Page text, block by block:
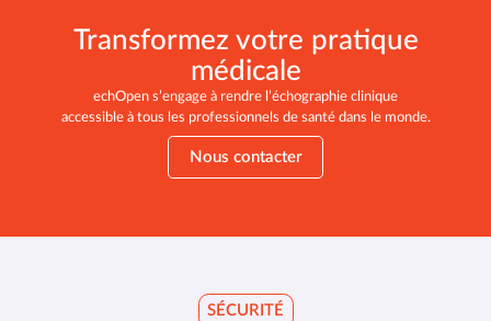
Transformez votre pratique
médicale
echOpen s’engage à rendre l’échographie clinique
accessible à tous les professionnels de santé dans le monde.
Nous contacter
SÉCURITÉ